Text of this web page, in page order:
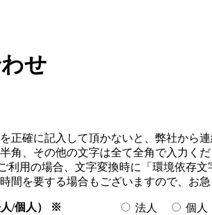
せ
正確に記入して頂かないと、弊社から
角、その他の文字は全て全角で入力くだ
ご利用の場合、文字変換時に「環境依存
間を要する場合もございますので、お
/個人） ※ 法人
個人